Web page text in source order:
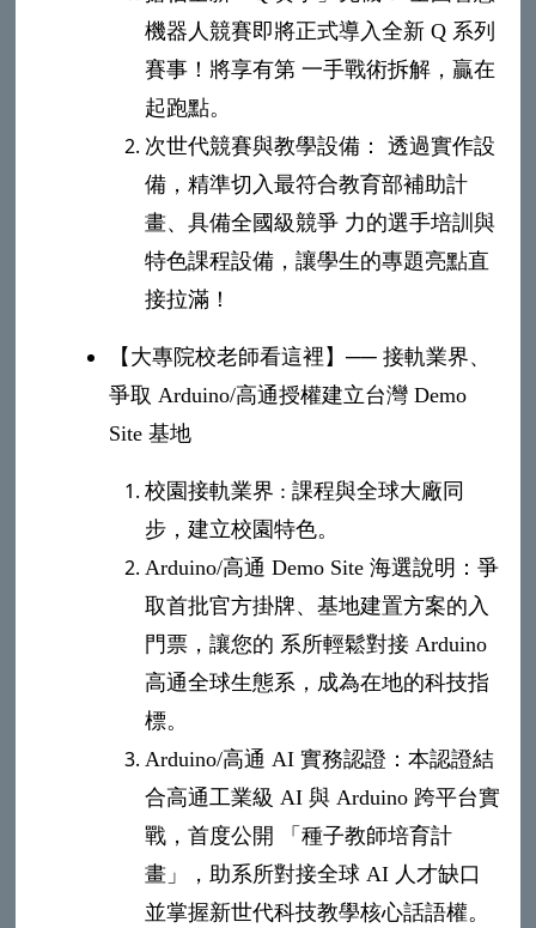
機器人競賽即將正式導入全新 Q 系列
賽事！將享有第 一手戰術拆解，贏在
起跑點。
次世代競賽與教學設備： 透過實作設
備，精準切入最符合教育部補助計
畫、具備全國級競爭 力的選手培訓與
特色課程設備，讓學生的專題亮點直
接拉滿！
【大專院校老師看這裡】── 接軌業界、
爭取 Arduino/高通授權建立台灣 Demo
Site 基地
校園接軌業界 : 課程與全球大廠同
步，建立校園特色。
Arduino/高通 Demo Site 海選說明：爭
取首批官方掛牌、基地建置方案的入
門票，讓您的 系所輕鬆對接 Arduino
高通全球生態系，成為在地的科技指
標。
Arduino/高通 AI 實務認證：本認證結
合高通工業級 AI 與 Arduino 跨平台實
戰，首度公開 「種子教師培育計
畫」，助系所對接全球 AI 人才缺口
並掌握新世代科技教學核心話語權。